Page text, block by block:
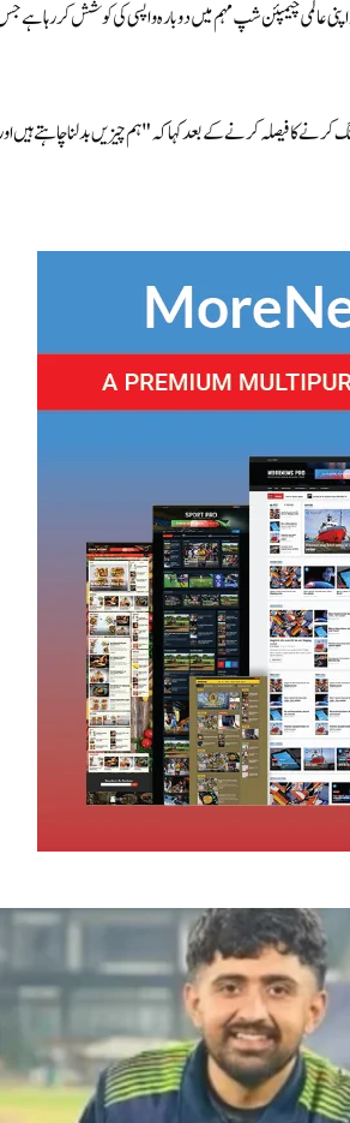
اپنی عالمی چیمپئن شپ مہم میں دوبارہ واپسی کی کوشش کر
کا فیصلہ کرنے کے بعد کہا کہ "ہم چیزیں بدلنا چاہتے